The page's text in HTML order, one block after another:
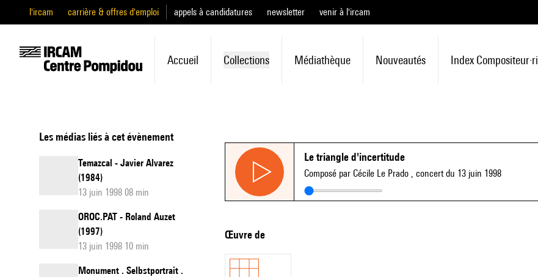
l'ircam carrière & offres d'emploi appels à candidatures newsletter venir à l'ircam
Accueil Collections Médiathèque Nouveautés Index
Les médias liés à cet évènement
Temazcal - Javier Alvarez
(1984)
13 juin 1998 08 min
OROC.PAT - Roland Auzet
(1997)
13 juin 1998 10 min
Monument . Selbstportrait .
Le triangle d'incertitude
Composé par Cécile Le Prado , concert du 13 juin 1998
Œuvre de